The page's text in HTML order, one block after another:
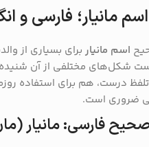
مانیار؛ فارسی و
اسم مانیار برای بسیاری از
شکل‌های مختلفی از آن
درست، هم برای استفاده
ضروری است.
فارسی: مانیار